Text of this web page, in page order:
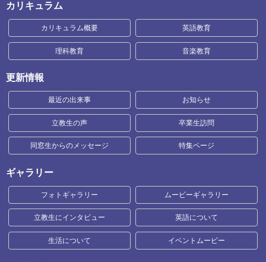
カリキュラム
カリキュラム概要 英語教育
理科教育 音楽教育
更新情報
最近の出来事 お知らせ
立教生の声 卒業生訪問
同窓生からのメッセージ 特集ページ
ギャラリー
フォトギャラリー ムービーギャラリー
立教生にインタビュー 英語について
生活について イベントムービー